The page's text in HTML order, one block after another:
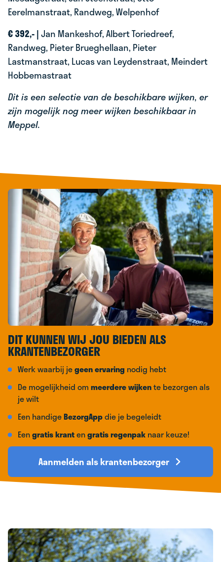
Eerelmanstraat, Randweg, Welpenhof
€ 392,- |Jan Mankeshof, Albert Toriedreef,
Randweg, Pieter Brueghellaan, Pieter
Lastmanstraat, Lucas van Leydenstraat, Meindert
Hobbemastraat
Dit is een selectie van de beschikbare wijken, er
zijn mogelijk nog meer wijken beschikbaar in
Meppel.
DIT KUNNEN WIJ JOU BIEDEN ALS
KRANTENBEZORGER
Werk waarbij jegeen ervaring nodig hebt
De mogelijkheid om meerdere wijkente bezorgen als
je wilt
Een handigeBezorgAppdie je begeleidt
Eengratis krantengratis regenpak naar keuze!
Aanmelden als krantenbezorger